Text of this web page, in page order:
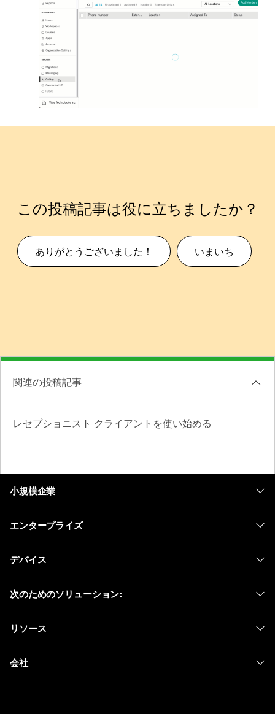
この投稿記事は役に立ちましたか？
ありがとうございました！ いまいち
関連の投稿記事
レセプショニスト クライアントを使い始める
小規模企業
エンタープライズ
Meetings
デバイス
次のためのソリューション:
リソース
会社